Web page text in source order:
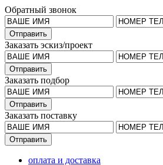
Обратный звонок
Заказать эскиз/проект
Заказать подбор
Заказать поставку
оплата и доставка